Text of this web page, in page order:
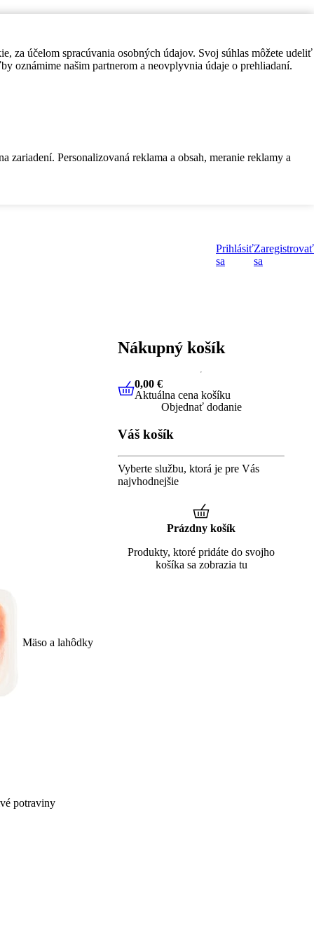
za účelom spracúvania osobných údajov. Svoj súhlas môžete udeliť
oznámime našim partnerom a neovplyvnia údaje o prehliadaní.
Personalizovaná reklama a obsah, meranie reklamy a
Prihlásiť
sa
Zaregistrovať
sa
Mäso a lahôdky
potraviny
Nákupný košík
0,00 €Aktuálna cena košíku
0,00 €
Aktuálna cena košíku
Objednať dodanie
Váš košík
Vyberte službu, ktorá je pre Vás
najvhodnejšie
Prázdny košík
Produkty, ktoré pridáte do svojho
košíka sa zobrazia tu